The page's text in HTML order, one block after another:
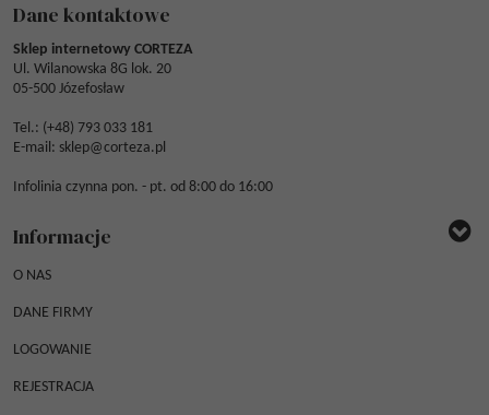
Dane kontaktowe
Sklep internetowy CORTEZA
Ul. Wilanowska 8G lok. 20
05-500 Józefosław
Tel.: (+48) 793 033 181
E-mail: sklep@corteza.pl
Infolinia czynna pon. - pt. od 8:00 do 16:00
Informacje
O NAS
DANE FIRMY
LOGOWANIE
REJESTRACJA